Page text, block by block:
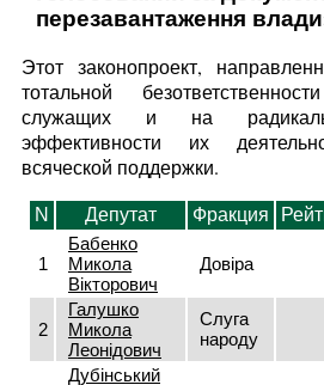
перезавантаження
Этот законопроект,
тотальной
служащих и на
эффективности их
всяческой поддержки.
N Депутат Фракция
1
Бабенко
Микола
Вікторович
Довіра
2
Галушко
Микола
Леонідович
Слуга
народу
Дубінський